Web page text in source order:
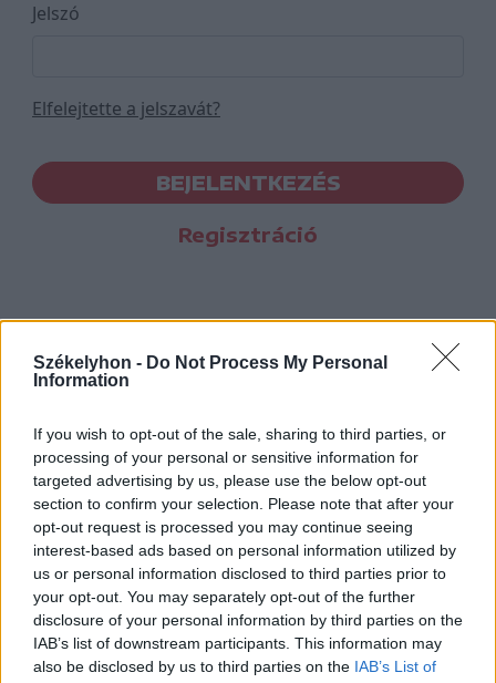
Székelyhon - Do Not Process My Personal
Information
If you wish to opt-out of the sale, sharing to third parties, or
processing of your personal or sensitive information for
targeted advertising by us, please use the below opt-out
section to confirm your selection. Please note that after your
opt-out request is processed you may continue seeing
interest-based ads based on personal information utilized by
us or personal information disclosed to third parties prior to
your opt-out. You may separately opt-out of the further
disclosure of your personal information by third parties on the
IAB’s list of downstream participants. This information may
also be disclosed by us to third parties on the IAB’s List of
Jelszó
Elfelejtette a jelszavát?
BEJELENTKEZÉS
Regisztráció
Hasznos
Impresszum
Szerzői jogok
Adatvédelmi tájékoztató
Cookie-kezelési tájékoztató